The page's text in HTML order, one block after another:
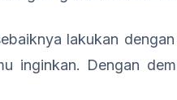
lakukan
inginkan. Dengan